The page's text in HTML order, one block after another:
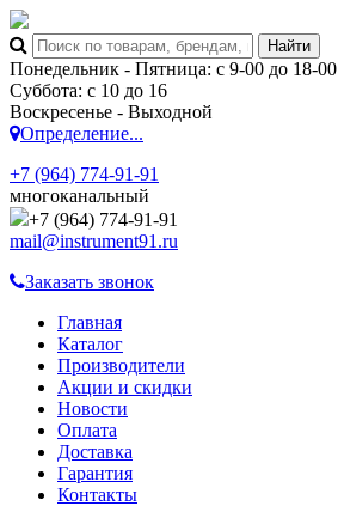
Понедельник - Пятница: с 9-00 до 18-00
Суббота: с 10 до 16
Воскресенье - Выходной
Определение...
+7 (964) 774-91-91
многоканальный
+7 (964) 774-91-91
mail@instrument91.ru
Заказать звонок
Главная
Каталог
Производители
Акции и скидки
Новости
Оплата
Доставка
Гарантия
Контакты